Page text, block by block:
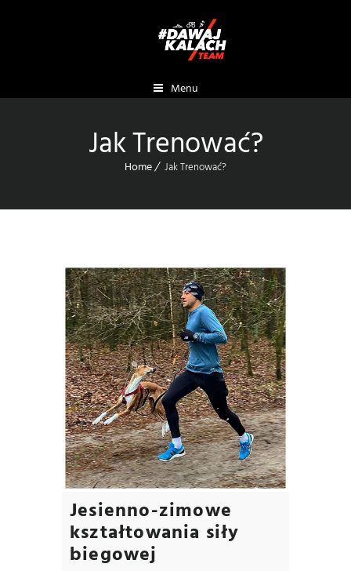
Menu
Jak Trenować?
Home Jak Trenować?
Jesienno-zimowe
kształtowania siły
biegowej